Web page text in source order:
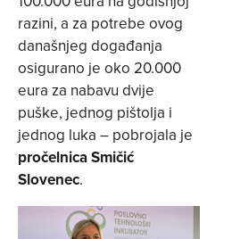
razini, a za potrebe ovog
današnjeg događanja
osigurano je oko 20.000
eura za nabavu dvije
puške, jednog pištolja i
jednog luka – pobrojala je
pročelnica Smičić
Slovenec.